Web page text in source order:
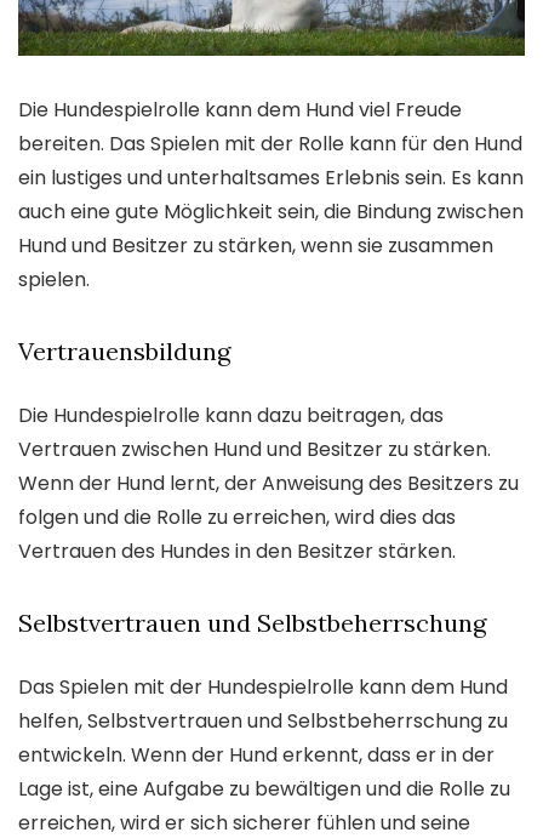
Die Hundespielrolle kann dem Hund viel Freude
bereiten. Das Spielen mit der Rolle kann für den Hund
ein lustiges und unterhaltsames Erlebnis sein. Es kann
auch eine gute Möglichkeit sein, die Bindung zwischen
Hund und Besitzer zu stärken, wenn sie zusammen
spielen.
Vertrauensbildung
Die Hundespielrolle kann dazu beitragen, das
Vertrauen zwischen Hund und Besitzer zu stärken.
Wenn der Hund lernt, der Anweisung des Besitzers zu
folgen und die Rolle zu erreichen, wird dies das
Vertrauen des Hundes in den Besitzer stärken.
Selbstvertrauen und Selbstbeherrschung
Das Spielen mit der Hundespielrolle kann dem Hund
helfen, Selbstvertrauen und Selbstbeherrschung zu
entwickeln. Wenn der Hund erkennt, dass er in der
Lage ist, eine Aufgabe zu bewältigen und die Rolle zu
erreichen, wird er sich sicherer fühlen und seine